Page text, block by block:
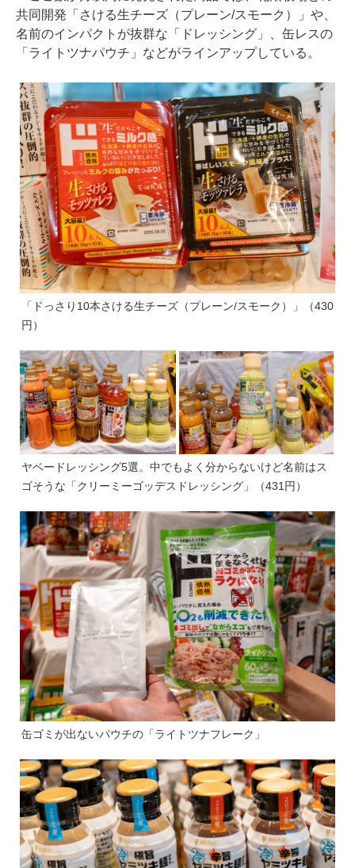
共同開発「さける生チーズ（プレーン/スモーク）」や、
名前のインパクトが抜群な「ドレッシング」、缶レスの
「ライトツナパウチ」などがラインアップしている。
「ドっさり10本さける生チーズ（プレーン/スモーク）」（430
円）
ヤベードレッシング5選。中でもよく分からないけど名前はス
ゴそうな「クリーミーゴッデスドレッシング」（431円）
缶ゴミが出ないパウチの「ライトツナフレーク」